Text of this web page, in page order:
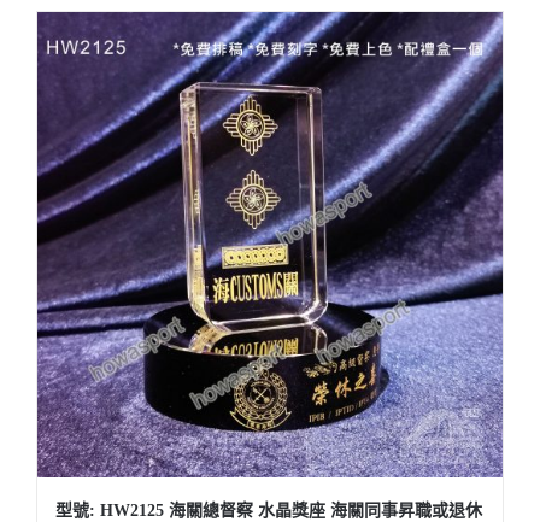
型號: HW2125 海關總督察 水晶獎座 海關同事昇職或退休